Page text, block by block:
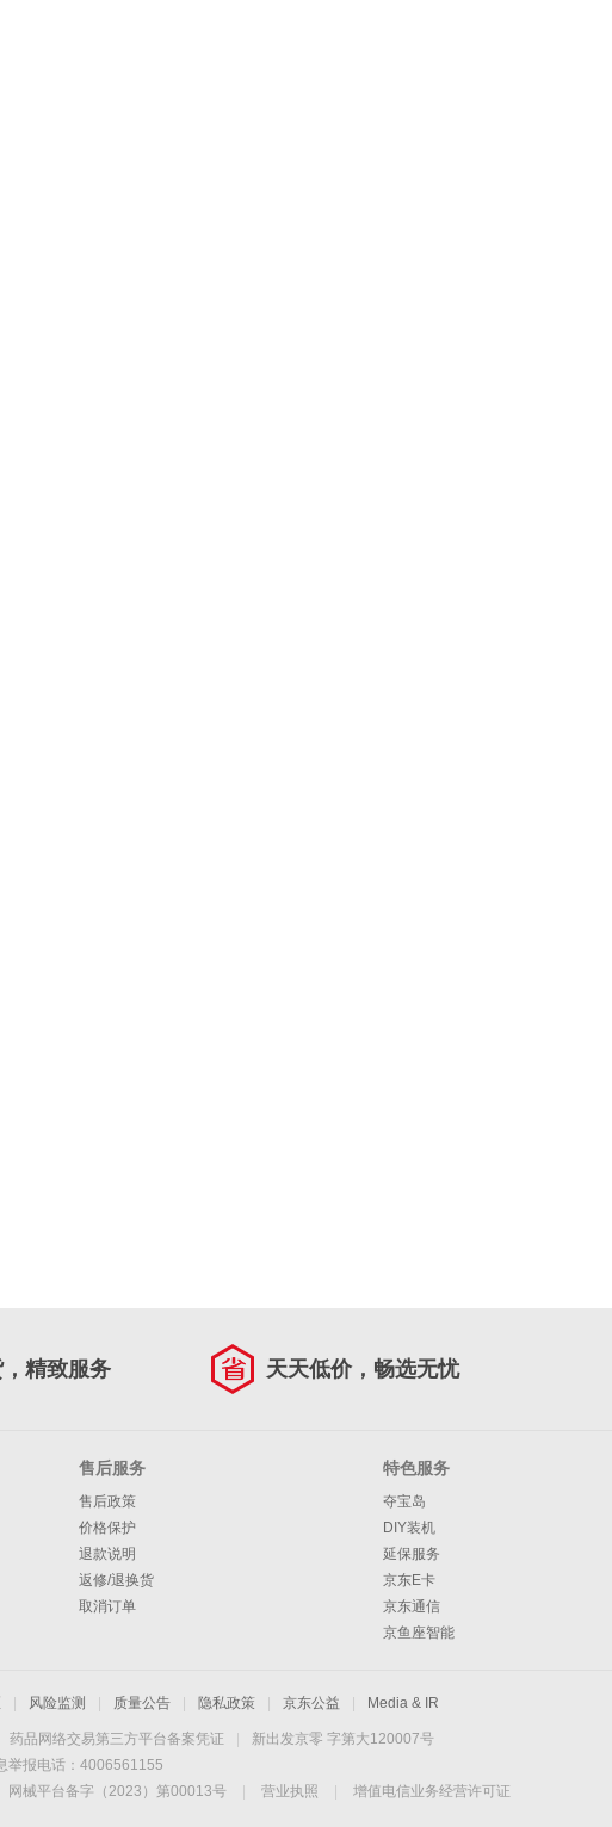
精致服务 天天低价，畅选无忧
售后服务
售后政策
价格保护
退款说明
返修/退换货
取消订单
特色服务
夺宝岛
DIY装机
延保服务
京东E卡
京东通信
京鱼座智能
风险监测 质量公告 隐私政策 京东公益 Media & IR
药品网络交易第三方平台备案凭证
新出发京零 字第大120007号
举报电话：4006561155
网械平台备字（2023）第00013号 营业执照
增值电信业务经营许可证